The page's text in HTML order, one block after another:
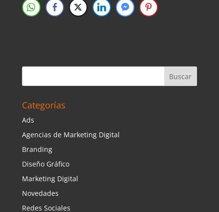
Categorías
Ads
Agencias de Marketing Digital
Branding
Diseño Gráfico
Marketing Digital
Novedades
Redes Sociales